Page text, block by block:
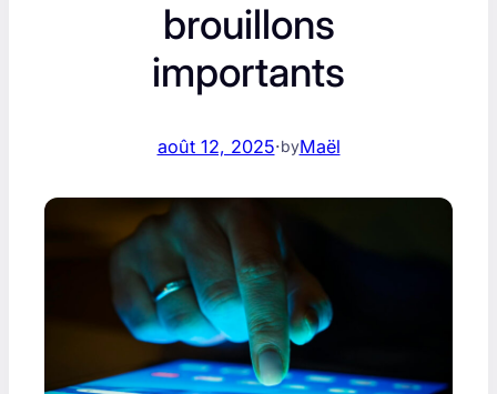
brouillons
importants
août 12, 2025·byMaël